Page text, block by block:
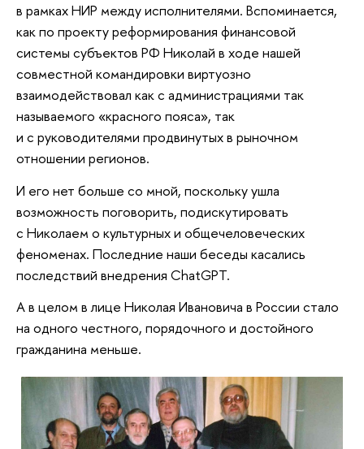
в рамках НИР между исполнителями. Вспоминается,
как по проекту реформирования финансовой
системы субъектов РФ Николай в ходе нашей
совместной командировки виртуозно
взаимодействовал как с администрациями так
называемого «красного пояса», так
и с руководителями продвинутых в рыночном
отношении регионов.
И его нет больше со мной, поскольку ушла
возможность поговорить, подискутировать
с Николаем о культурных и общечеловеческих
феноменах. Последние наши беседы касались
последствий внедрения ChatGPT.
А в целом в лице Николая Ивановича в России стало
на одного честного, порядочного и достойного
гражданина меньше.